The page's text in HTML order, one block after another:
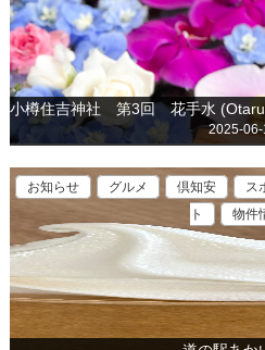
小樽住吉神社 第3回 花手水 (Otaru
2025-
お知らせ グルメ 倶知安 ス
ト
物件